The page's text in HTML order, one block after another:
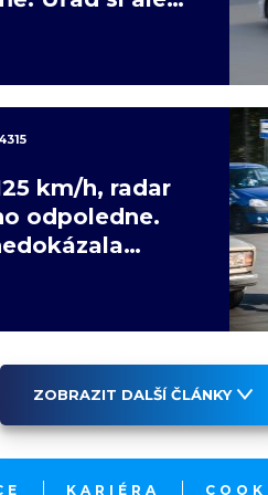
km/h, radar
odpoledne.
ZOBRAZIT DALŠÍ ČLÁNKY
KARIÉRA